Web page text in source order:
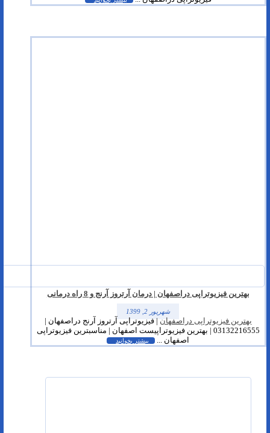
بهترین فیزیوتراپی دراصفهان | درمان آرتروز آرنج و 8 راه درمانی
شهریور 2, 1399
بهترین فیزیوتراپی دراصفهان | فیزیوتراپی آرتروز آرنج دراصفهان |
03132216555 | بهترین فیزیوتراپیست اصفهان | مناسبترین فیزیوتراپی
اصفهان ...
بیشتر بخوانید